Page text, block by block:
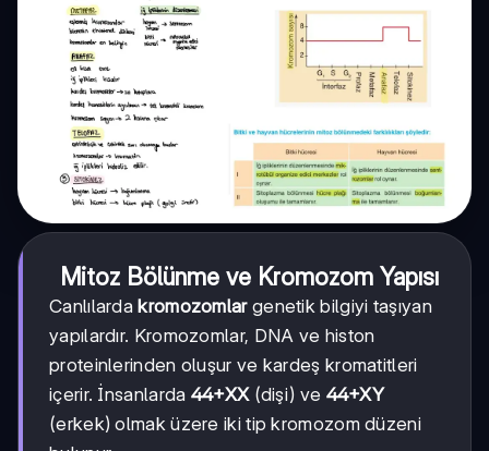
Mitoz Bölünme ve Kromozom Yapısı
Canlılarda kromozomlargenetik bilgiyi taşıyan
yapılardır. Kromozomlar, DNA ve histon
proteinlerinden oluşur ve kardeş kromatitleri
içerir. İnsanlarda 44+XX(dişi) ve 44+XY
(erkek) olmak üzere iki tip kromozom düzeni